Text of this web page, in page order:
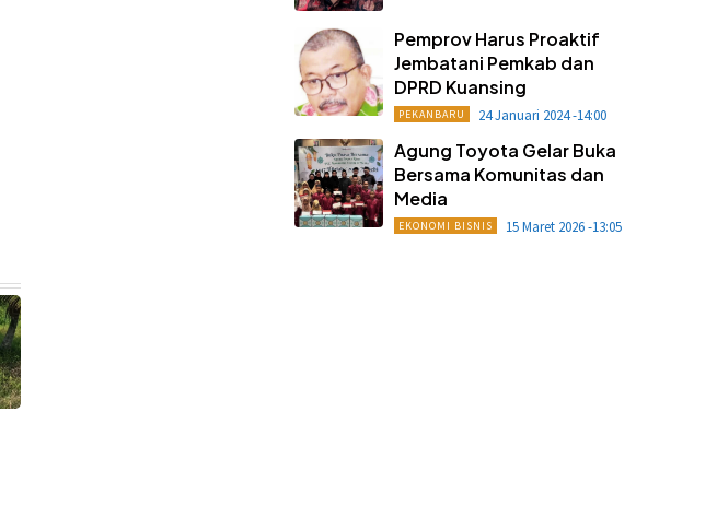
Pemprov Harus Proaktif
Jembatani Pemkab dan
DPRD Kuansing
PEKANBARU 24 Januari 2024 -14:00
Agung Toyota Gelar Buka
Bersama Komunitas dan
Media
EKONOMI BISNIS 15 Maret 2026 -13:05